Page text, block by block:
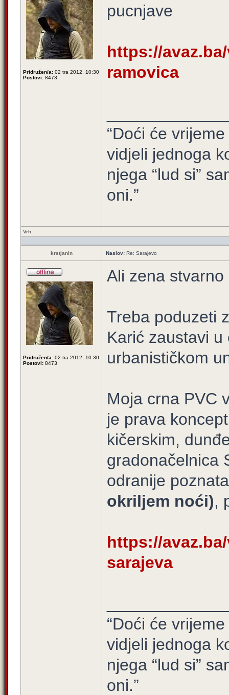
Pridružen/a: 02 tra 2012, 10:30
Postovi: 8473
pucnjave
https://
ramovica
“Doći će
vidjeli jednoga
njega “lud si”
oni.”
Vrh
krstjanin Naslov: Re: Sarajevo
Pridružen/a: 02 tra 2012, 10:30
Postovi: 8473
Ali zena
Treba poduzeti
Karić zaustavi
urbanističkom
Moja crna PVC
je prava
kičerskim,
gradonačelnica
odranije
okriljem noći),
https://
sarajeva
“Doći će
vidjeli jednoga
njega “lud si”
oni.”